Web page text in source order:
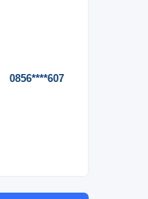
0856****607